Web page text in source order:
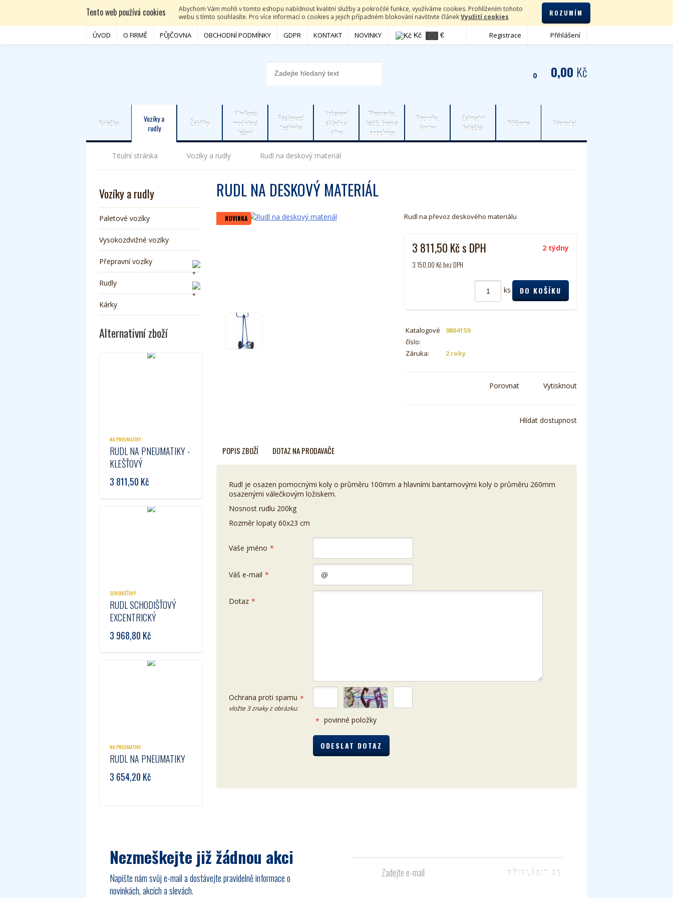
Tento web používá cookies
Abychom Vám mohli v tomto eshopu nabídnout kvalitní služby a pokročilé funkce, využíváme cookies. Prohlížením tohoto
webu s tímto souhlasíte. Pro více informací o cookies a jejich případném blokování navštivte článekVyužití cookies ROZUMÍM
ÚVOD O FIRMĚ PŮJČOVNA OBCHODNÍ PODMÍNKY GDPR KONTAKT NOVINKY Kč € Registrace Přihlášení
0 0,00 Kč
Kolečka
Vozíky a
rudly
Žebříky
Hliníková
modulová
lešení
Páskovací
technika
Vybavení
skladu a
dílny
Přepravky,
kádě, boxy a
popelnice
Popruhy,
kurtny
Zahradní
kolečka
Půjčovna Výprodej
Titulní stránka Vozíky a rudly Rudl na deskový materiál
RUDL NA DESKOVÝ MATERIÁL
NOVINKA Rudl na převoz deskového materiálu
2 týdny
3 811,50 Kčs DPH
3 150,00 Kč bez DPH
ks
Katalogové
číslo:
9804159
Záruka: 2 roky
Vytisknout
Porovnat
Hlídat dostupnost
POPIS ZBOŽÍ DOTAZ NA PRODAVAČE
Rudl je osazen pomocnými koly o průměru 100mm a hlavními bantamovými koly o průměru 260mm
osazenými válečkovým ložiskem.
Nosnost rudlu 200kg
Rozměr lopaty 60x23 cm
Vaše jméno *
Váš e-mail *
Dotaz *
Ochrana proti spamu *
vložte 3 znaky z obrázku:
* povinné položky
Vozíky a rudly
Paletové vozíky
Vysokozdvižné vozíky
Přepravní vozíky
Rudly
Kárky
Alternativní zboží
NA PNEUMATIKY
RUDL NA PNEUMATIKY -
KLEŠŤOVÝ
3 811,50 Kč
SCHODIŠŤOVÝ
RUDL SCHODIŠŤOVÝ
EXCENTRICKÝ
3 968,80 Kč
NA PNEUMATIKY
RUDL NA PNEUMATIKY
3 654,20 Kč
Nezmeškejte již žádnou akci
Napište nám svůj e-mail a dostávejte pravidelně informace o
novinkách, akcích a slevách.